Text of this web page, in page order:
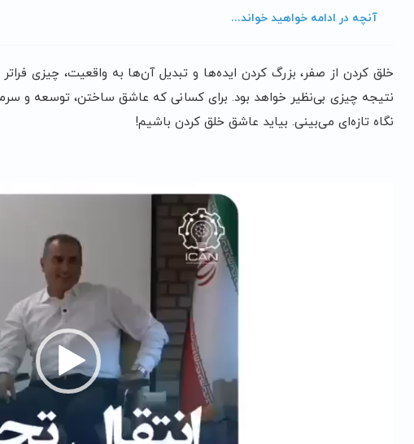
آنچه در ادامه خواهید خواند...
خلق کردن از صفر، بزرگ کردن ایده‌ها و تبدیل آن‌ها به واقعیت، چیزی
نتیجه چیزی بی‌نظیر خواهد بود. برای کسانی که عاشق ساختن، توسعه و
نگاه تازه‌ای می‌بینی. بیاید عاشق خلق کردن باشیم!